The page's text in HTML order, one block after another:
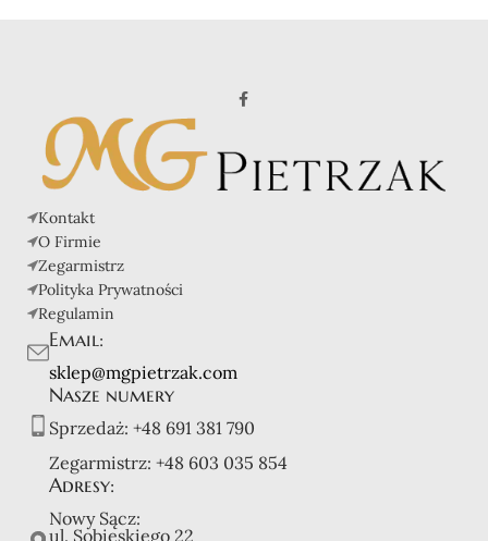
Kontakt
O Firmie
Zegarmistrz
Polityka Prywatności
Regulamin
Email:
sklep@mgpietrzak.com
Nasze numery
Sprzedaż: +48 691 381 790
Zegarmistrz: +48 603 035 854
Adresy:
Nowy Sącz:
ul. Sobieskiego 22